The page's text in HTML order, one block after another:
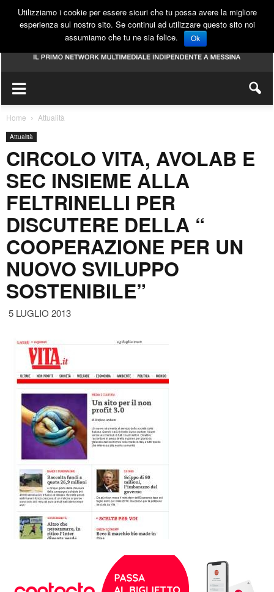
Home Attualità
Attualità
CIRCOLO VITA, AVOLAB E
SEC INSIEME ALLA
FELTRINELLI PER
DISCUTERE DELLA “
COOPERAZIONE PER UN
NUOVO SVILUPPO
SOSTENIBILE”
5 LUGLIO 2013
Utilizziamo i cookie per essere sicuri che tu possa avere la migliore
esperienza sul nostro sito. Se continui ad utilizzare questo sito noi
assumiamo che tu ne sia felice.
Ok